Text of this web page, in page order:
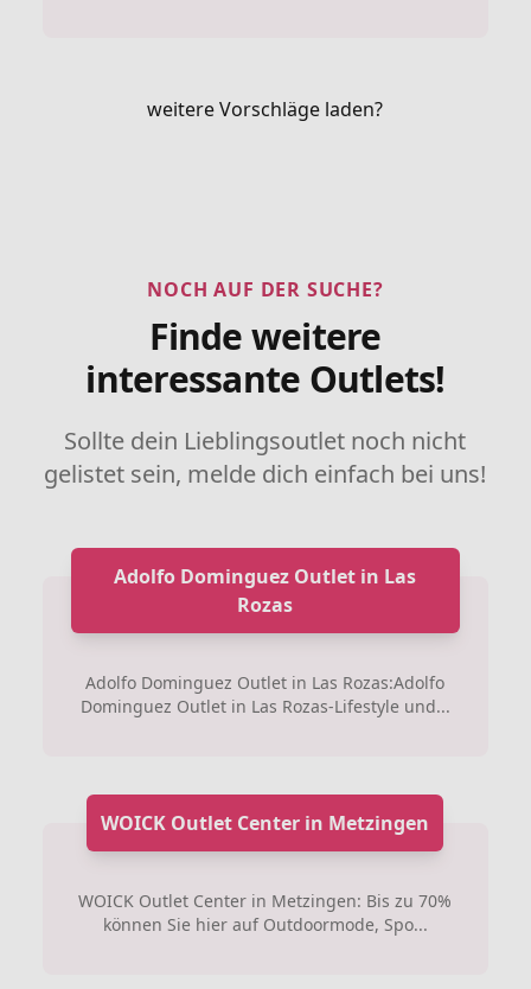
weitere Vorschläge laden?
NOCH AUF DER SUCHE?
Finde weitere
interessante Outlets!
Sollte dein Lieblingsoutlet noch nicht
gelistet sein, melde dich einfach bei uns!
Adolfo Dominguez Outlet in Las
Rozas
Adolfo Dominguez Outlet in Las Rozas:Adolfo
Dominguez Outlet in Las Rozas-Lifestyle und...
WOICK Outlet Center in Metzingen
WOICK Outlet Center in Metzingen: Bis zu 70%
können Sie hier auf Outdoormode, Spo...